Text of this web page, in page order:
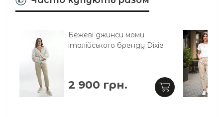
Бежеві джинси моми
італійського бренду Dixie
2 900 грн.